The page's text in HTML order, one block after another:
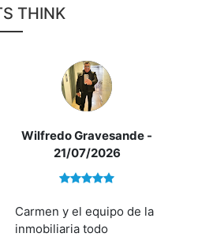
THINK
Wilfredo Gravesande -
21/07/2026
Carmen y el equipo de la
inmobiliaria todo